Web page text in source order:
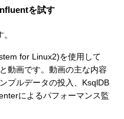
を試す
for Linux2)を使用して
動画です。動画の主な内容
プルデータの投入、KsqlDB
によるパフォーマンス監